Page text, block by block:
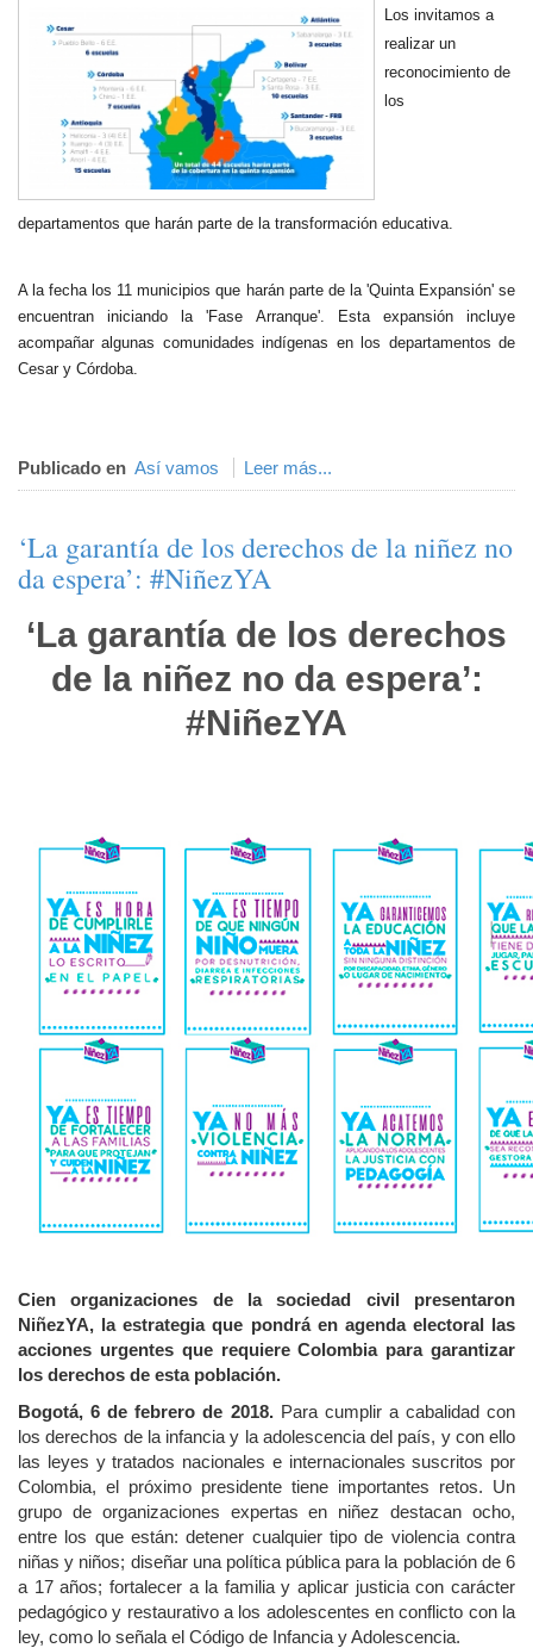
Los invitamos a
realizar un
reconocimiento de
los
departamentos que harán parte de la transformación educativa.
A la fecha los 11 municipios que harán parte de la 'Quinta Expansión' se
encuentran iniciando la 'Fase Arranque'. Esta expansión incluye
acompañar algunas comunidades indígenas en los departamentos de
Cesar y Córdoba.​
Publicado en Así vamos Leer más...
‘La garantía de los derechos de la niñez no
da espera’: #NiñezYA
‘La garantía de los derechos
de la niñez no da espera’:
#NiñezYA
Cien organizaciones de la sociedad civil presentaron
NiñezYA, la estrategia que pondrá en agenda electoral las
acciones urgentes que requiere Colombia para garantizar
los derechos de esta población.
Bogotá, 6 de febrero de 2018.Para cumplir a cabalidad con
los derechos de la infancia y la adolescencia del país, y con ello
las leyes y tratados nacionales e internacionales suscritos por
Colombia, el próximo presidente tiene importantes retos. Un
grupo de organizaciones expertas en niñez destacan ocho,
entre los que están: detener cualquier tipo de violencia contra
niñas y niños; diseñar una política pública para la población de 6
a 17 años; fortalecer a la familia y aplicar justicia con carácter
pedagógico y restaurativo a los adolescentes en conflicto con la
ley, como lo señala el Código de Infancia y Adolescencia.